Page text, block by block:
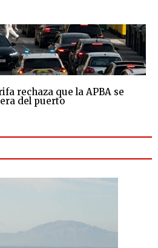
rechaza que la APBA se
del puerto